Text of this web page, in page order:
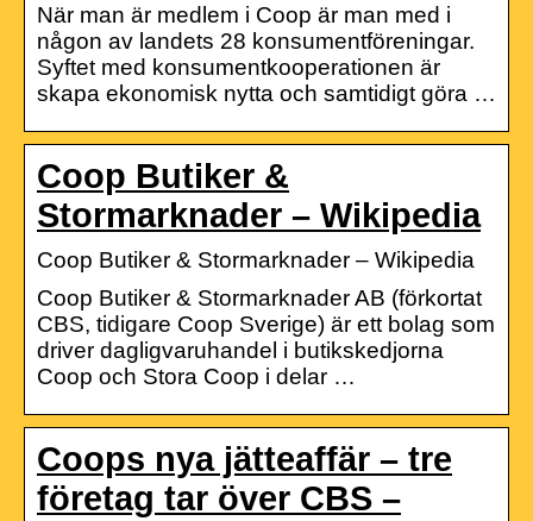
När man är medlem i Coop är man med i
någon av landets 28 konsumentföreningar.
Syftet med konsumentkooperationen är
skapa ekonomisk nytta och samtidigt göra …
Coop Butiker &
Stormarknader – Wikipedia
Coop Butiker & Stormarknader – Wikipedia
Coop Butiker & Stormarknader AB (förkortat
CBS, tidigare Coop Sverige) är ett bolag som
driver dagligvaruhandel i butikskedjorna
Coop och Stora Coop i delar …
Coops nya jätteaffär – tre
företag tar över CBS –